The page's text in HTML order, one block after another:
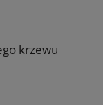
krzewu